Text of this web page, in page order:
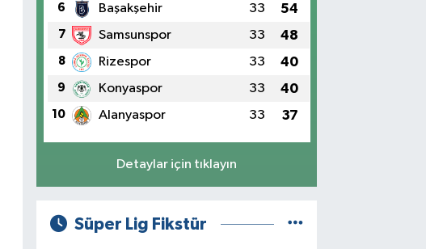
6 Başakşehir 33 54
7 Samsunspor 33 48
8 Rizespor 33 40
9 Konyaspor 33 40
10 Alanyaspor 33 37
Detaylar için tıklayın
Süper Lig Fikstür